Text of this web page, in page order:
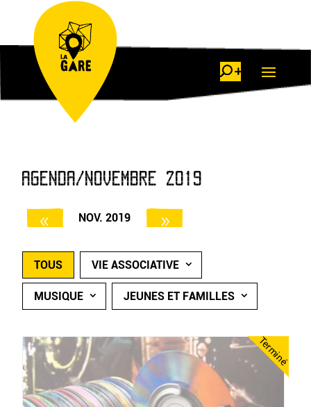
AGENDA/NOVEMBRE 2019
NOV. 2019
TOUS VIE ASSOCIATIVE
MUSIQUE JEUNES ET FAMILLES
Terminé